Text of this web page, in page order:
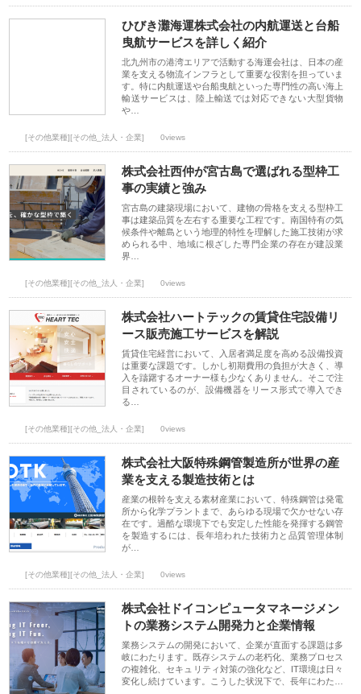
ひびき灘海運株式会社の内航運送と台船
曳航サービスを詳しく紹介
北九州市の港湾エリアで活動する海運会社は、日本の産
業を支える物流インフラとして重要な役割を担っていま
す。特に内航運送や台船曳航といった専門性の高い海上
輸送サービスは、陸上輸送では対応できない大型貨物
や…
[その他業種][その他_法人・企業] 0views
株式会社西仲が宮古島で選ばれる型枠工
事の実績と強み
宮古島の建築現場において、建物の骨格を支える型枠工
事は建築品質を左右する重要な工程です。南国特有の気
候条件や離島という地理的特性を理解した施工技術が求
められる中、地域に根ざした専門企業の存在が建設業
界…
[その他業種][その他_法人・企業] 0views
株式会社ハートテックの賃貸住宅設備リ
ース販売施工サービスを解説
賃貸住宅経営において、入居者満足度を高める設備投資
は重要な課題です。しかし初期費用の負担が大きく、導
入を躊躇するオーナー様も少なくありません。そこで注
目されているのが、設備機器をリース形式で導入でき
る…
[その他業種][その他_法人・企業] 0views
株式会社大阪特殊鋼管製造所が世界の産
業を支える製造技術とは
産業の根幹を支える素材産業において、特殊鋼管は発電
所から化学プラントまで、あらゆる現場で欠かせない存
在です。過酷な環境下でも安定した性能を発揮する鋼管
を製造するには、長年培われた技術力と品質管理体制
が…
[その他業種][その他_法人・企業] 0views
株式会社ドイコンピュータマネージメン
トの業務システム開発力と企業情報
業務システムの開発において、企業が直面する課題は多
岐にわたります。既存システムの老朽化、業務プロセス
の複雑化、セキュリティ対策の強化など、IT環境は日々
変化し続けています。こうした状況下で、長年にわた…